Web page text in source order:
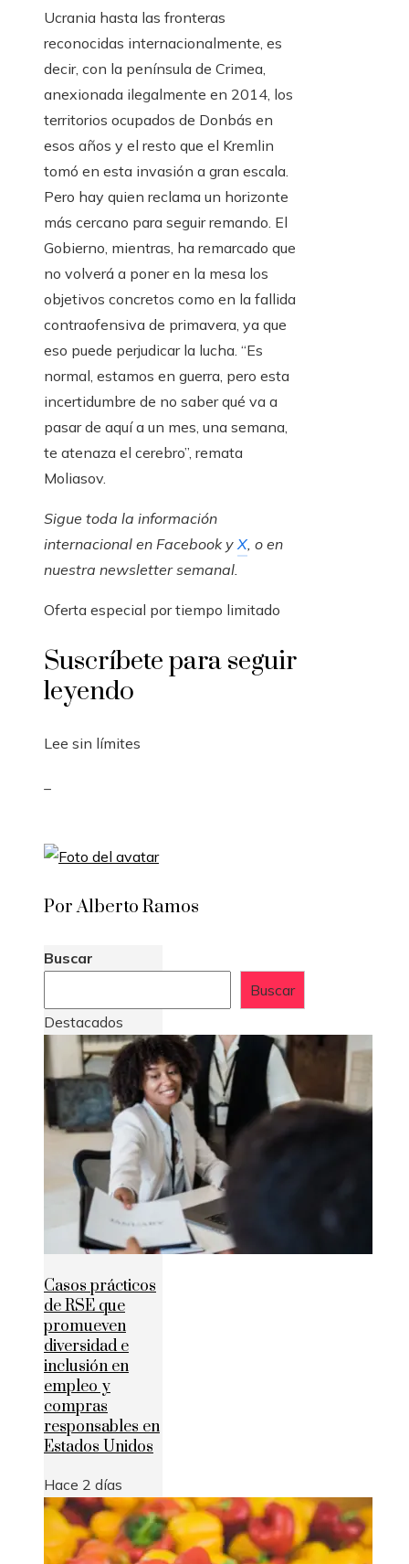
Ucrania hasta las fronteras
reconocidas internacionalmente, es
decir, con la península de Crimea,
anexionada ilegalmente en 2014, los
territorios ocupados de Donbás en
esos años y el resto que el Kremlin
tomó en esta invasión a gran escala.
Pero hay quien reclama un horizonte
más cercano para seguir remando. El
Gobierno, mientras, ha remarcado que
no volverá a poner en la mesa los
objetivos concretos como en la fallida
contraofensiva de primavera, ya que
eso puede perjudicar la lucha. “Es
normal, estamos en guerra, pero esta
incertidumbre de no saber qué va a
pasar de aquí a un mes, una semana,
te atenaza el cerebro”, remata
Moliasov.
Sigue toda la información
internacional en Facebooky X , o en
nuestra newsletter semanal
Oferta especial por tiempo limitado
Suscríbete para seguir
leyendo
Lee sin límites
Por Alberto Ramos
Buscar
Buscar
Destacados
Casos prácticos
de RSE que
promueven
diversidad e
inclusión en
empleo y
compras
responsables en
Estados Unidos
Hace 2 días